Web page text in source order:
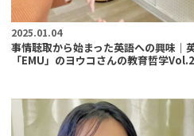
2025.01.04
事情聴取から始まった英語への興味｜
「EMU」のヨウコさんの教育哲学Vol.2